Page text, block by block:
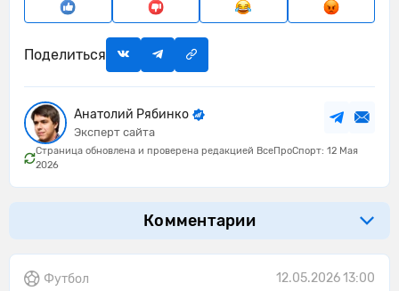
Поделиться
Анатолий Рябинко
Эксперт сайта
Страница обновлена и проверена редакцией ВсеПроСпорт: 12 Мая
2026
Комментарии
Футбол 12.05.2026 13:00